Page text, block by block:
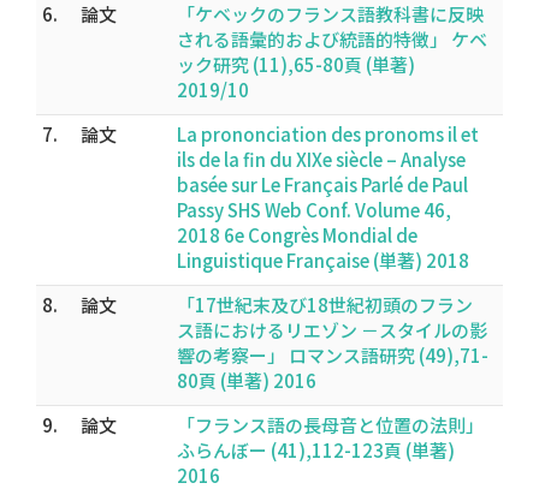
6.
論文
「ケベックのフランス語教科書に反映
される語彙的および統語的特徴」 ケベ
ック研究 (11),65-80頁 (単著)
2019/10
7.
論文
La prononciation des pronoms il et
ils de la fin du XIXe siècle – Analyse
basée sur Le Français Parlé de Paul
Passy SHS Web Conf. Volume 46,
2018 6e Congrès Mondial de
Linguistique Française (単著) 2018
8.
論文
「17世紀末及び18世紀初頭のフラン
ス語におけるリエゾン －スタイルの影
響の考察ー」 ロマンス語研究 (49),71-
80頁 (単著) 2016
9.
論文
「フランス語の長母音と位置の法則」
ふらんぼー (41),112-123頁 (単著)
2016